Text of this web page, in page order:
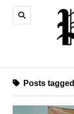
Posts